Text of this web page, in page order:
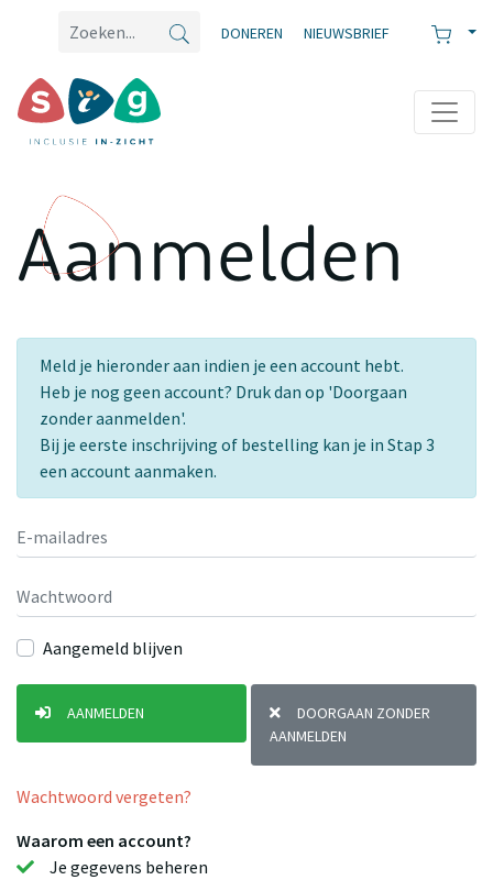
DONEREN NIEUWSBRIEF
Aanmelden
Meld je hieronder aan indien je een account hebt.
Heb je nog geen account? Druk dan op 'Doorgaan
zonder aanmelden'.
Bij je eerste inschrijving of bestelling kan je in Stap 3
een account aanmaken.
Aangemeld blijven
AANMELDEN
DOORGAAN ZONDER
AANMELDEN
Wachtwoord vergeten?
Waarom een account?
Je gegevens beheren